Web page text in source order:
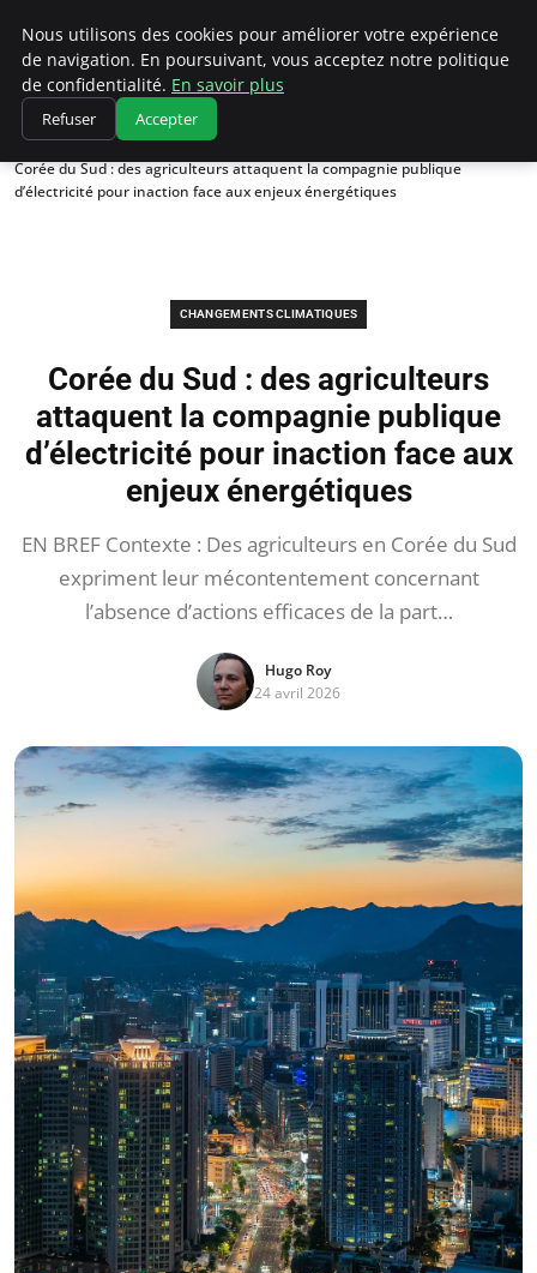
Climatedebtagents
Accueil
Changements climatiques
Corée du Sud : des agriculteurs attaquent la compagnie publique
d’électricité pour inaction face aux enjeux énergétiques
CHANGEMENTS CLIMATIQUES
Corée du Sud : des agriculteurs
attaquent la compagnie publique
d’électricité pour inaction face aux
enjeux énergétiques
EN BREF Contexte : Des agriculteurs en Corée du Sud
expriment leur mécontentement concernant
l’absence d’actions efficaces de la part…
Hugo Roy
24 avril 2026
Nous utilisons des cookies pour améliorer votre expérience
de navigation. En poursuivant, vous acceptez notre politique
de confidentialité. En savoir plus
Refuser Accepter